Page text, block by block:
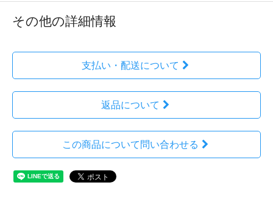
その他の詳細情報
支払い・配送について
返品について
この商品について問い合わせる